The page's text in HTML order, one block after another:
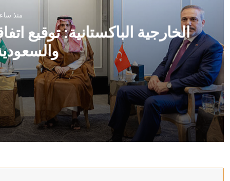
منذ
الخارجية الباكستانية: توقيع
منذ ساعتين
الخارجية الباكستانية: توقيع اتفاقية دفاع مشترك بين